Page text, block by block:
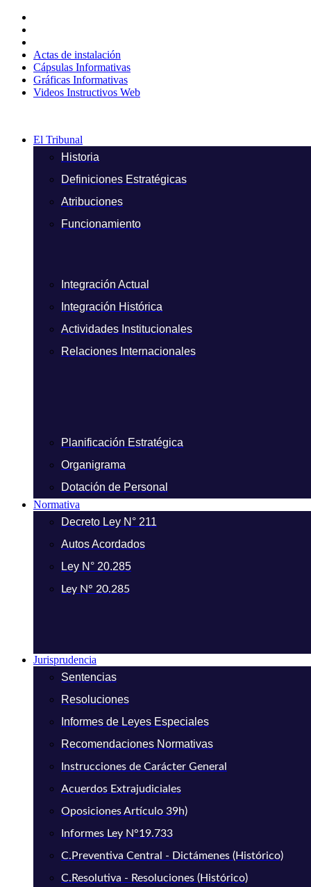
contenido
Actas de instalación
Cápsulas Informativas
Gráficas Informativas
Videos Instructivos Web
El Tribunal
Historia
Definiciones Estratégicas
Atribuciones
Funcionamiento
Integración Actual
Integración Histórica
Actividades Institucionales
Relaciones Internacionales
Planificación Estratégica
Organigrama
Dotación de Personal
Normativa
Decreto Ley N° 211
Autos Acordados
Ley N° 20.285
Ley N° 20.285
Jurisprudencia
Sentencias
Resoluciones
Informes de Leyes Especiales
Recomendaciones Normativas
Instrucciones de Carácter General
Acuerdos Extrajudiciales
Oposiciones Artículo 39h)
Informes Ley N°19.733
C.Preventiva Central - Dictámenes (Histórico)
C.Resolutiva - Resoluciones (Histórico)